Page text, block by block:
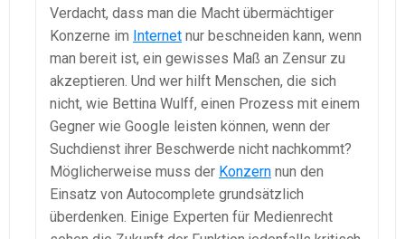
Verdacht, dass man die Macht übermächtiger
Konzerne im Internet nur beschneiden kann, wenn
man bereit ist, ein gewisses Maß an Zensur zu
akzeptieren. Und wer hilft Menschen, die sich
nicht, wie Bettina Wulff, einen Prozess mit einem
Gegner wie Google leisten können, wenn der
Suchdienst ihrer Beschwerde nicht nachkommt?
Möglicherweise muss der Konzern nun den
Einsatz von Autocomplete grundsätzlich
überdenken. Einige Experten für Medienrecht